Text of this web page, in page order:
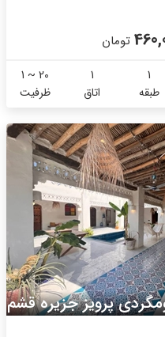
تومان
1
طبقه
1
اتاق
1 ~ 20
ظرفیت
پرویز جزیره قشم